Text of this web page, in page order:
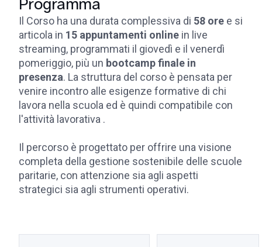
Il Corso ha una durata complessiva di 58 ore e si
articola in 15 appuntamenti online in live
streaming, programmati il giovedì e il venerdì
pomeriggio, più un bootcamp finale in
presenza. La struttura del corso è pensata per
venire incontro alle esigenze formative di chi
lavora nella scuola ed è quindi compatibile con
l'attività lavorativa .
Il percorso è progettato per offrire una visione
completa della gestione sostenibile delle scuole
paritarie, con attenzione sia agli aspetti
strategici sia agli strumenti operativi.